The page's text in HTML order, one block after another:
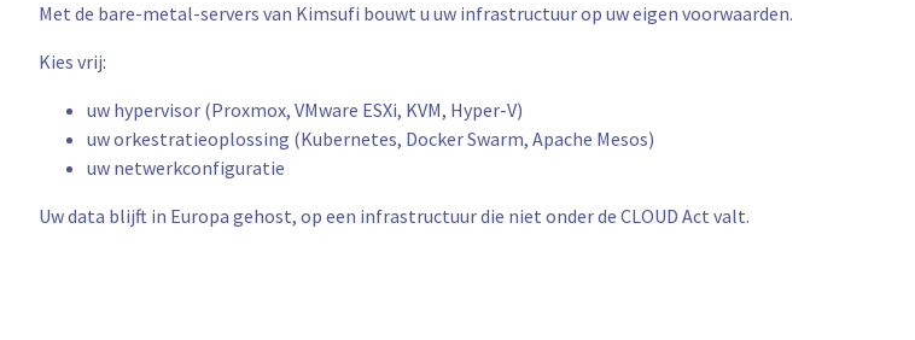
Met de bare-metal-servers van Kimsufi bouwt u uw infrastructuur op uw eigen voorwaarden.
Kies vrij:
uw hypervisor (Proxmox, VMware ESXi, KVM, Hyper-V)
uw orkestratieoplossing (Kubernetes, Docker Swarm, Apache Mesos)
uw netwerkconfiguratie
Uw data blijft in Europa gehost, op een infrastructuur die niet onder de CLOUD Act valt.